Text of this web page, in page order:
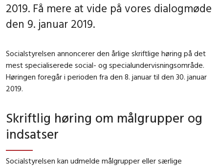
2019. Få mere at vide på vores dialogmøde
den 9. januar 2019.
Socialstyrelsen annoncerer den årlige skriftlige høring på det
mest specialiserede social- og specialundervisningsområde.
Høringen foregår i perioden fra den 8. januar til den 30. januar
2019.
Skriftlig høring om målgrupper og
indsatser
Socialstyrelsen kan udmelde målgrupper eller særlige